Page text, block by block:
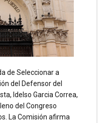
de Seleccionar a
del Defensor del
Idelso Garcia Correa,
del Congreso
La Comisión afirma